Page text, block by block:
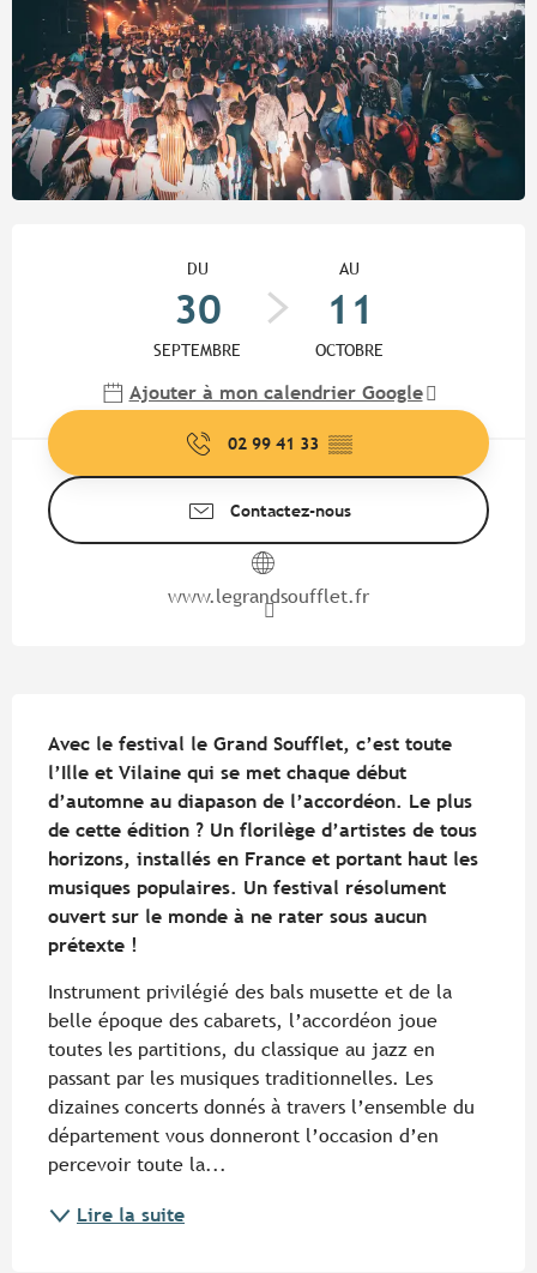
DU
30
SEPTEMBRE
AU
11
OCTOBRE
Ajouter à mon calendrier Google
02 99 41 33 ▒▒
Contactez-nous
www.legrandsoufflet.fr
Avec le festival le Grand Soufflet, c’est toute
l’Ille et Vilaine qui se met chaque début
d’automne au diapason de l’accordéon. Le plus
de cette édition ? Un florilège d’artistes de tous
horizons, installés en France et portant haut les
musiques populaires. Un festival résolument
ouvert sur le monde à ne rater sous aucun
prétexte !
Instrument privilégié des bals musette et de la
belle époque des cabarets, l’accordéon joue
toutes les partitions, du classique au jazz en
passant par les musiques traditionnelles. Les
dizaines concerts donnés à travers l’ensemble du
département vous donneront l’occasion d’en
percevoir toute la...
Lire la suite